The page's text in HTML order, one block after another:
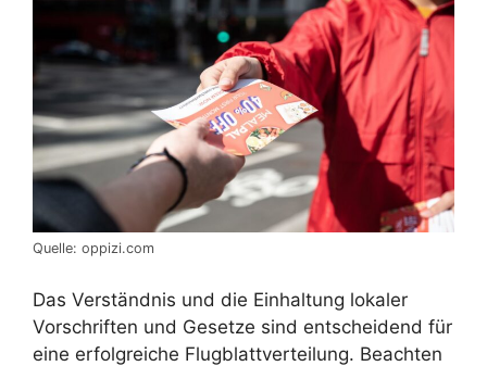
Quelle: oppizi.com
Das Verständnis und die Einhaltung lokaler
Vorschriften und Gesetze sind entscheidend für
eine erfolgreiche Flugblattverteilung. Beachten